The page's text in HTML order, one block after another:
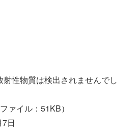
性物質は検出されませんでし
ァイル：51KB）
日